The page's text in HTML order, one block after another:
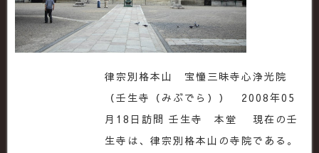
律宗別格本山 宝憧三昧寺心浄光院
（壬生寺（みぶでら）） 2008年05
月18日訪問 壬生寺 本堂 現在の壬
生寺は、律宗別格本山の寺院である。